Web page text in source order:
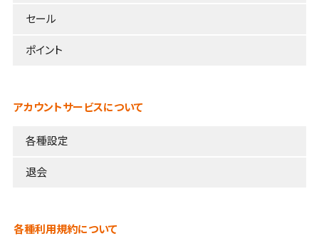
セール
ポイント
アカウントサービスについて
各種設定
退会
各種利用規約について